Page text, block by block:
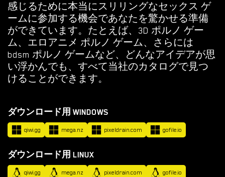
ベストチョイス
ゲイポルノゲーム
ポ
ル
ー
ム
ダ
ウ
感じるために本当にスリリングなセックス ゲ
ームに参加する機会であなたを驚かせる準備
ができています。たとえば、3D ポルノ ゲー
ム、エロアニメ ポルノ ゲーム、さらには
bdsm ポルノ ゲームなど、どんなアイデアが思
い浮かんでも、すべて当社のカタログで見つ
けることができます。
ダウンロード用 WINDOWS
qiwi.gg mega.nz pixeldrain.com gofile.io
ダウンロード用 LINUX
qiwi.gg mega.nz pixeldrain.com gofile.io